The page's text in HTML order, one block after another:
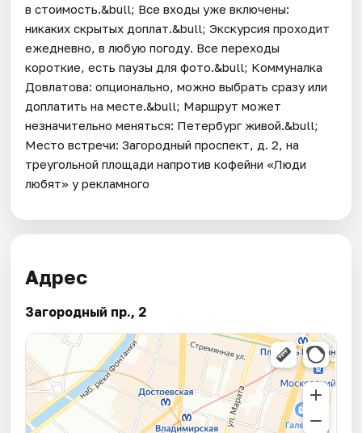
в стоимость.&bull; Все входы уже включены:
никаких скрытых доплат.&bull; Экскурсия проходит
ежедневно, в любую погоду. Все переходы
короткие, есть паузы для фото.&bull; Коммуналка
Довлатова: опционально, можно выбрать сразу или
доплатить на месте.&bull; Маршрут может
незначительно меняться: Петербург живой.&bull;
Место встречи: Загородный проспект, д. 2, на
треугольной площади напротив кофейни «Люди
любят» у рекламного
Адрес
Загородный пр., 2